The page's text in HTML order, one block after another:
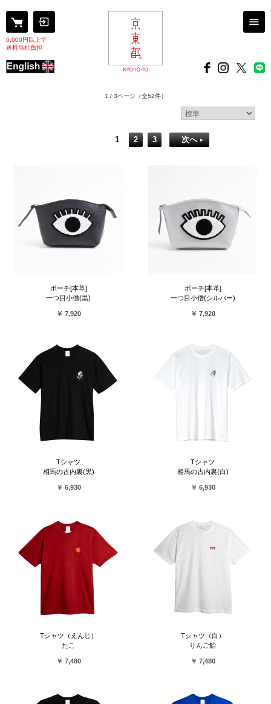
6,000円以上で
送料当社負担
1 / 3ページ （全52件）
1 2 3 次へ
ポーチ[本革]
一つ目小僧(黒)
￥ 7,920
ポーチ[本革]
一つ目小僧(シルバー)
￥ 7,920
Tシャツ
相馬の古内裏(黒)
￥ 6,930
Tシャツ
相馬の古内裏(白)
￥ 6,930
Tシャツ（えんじ）
たこ
￥ 7,480
Tシャツ（白）
りんご飴
￥ 7,480